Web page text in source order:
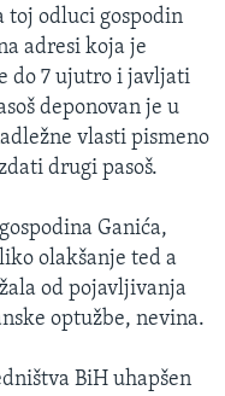
odluci gospodin
adresi koja je
do 7 ujutro i javljati
deponovan je u
vlasti pismeno
drugi pasoš.
Ganića,
olakšanje ted a
od pojavljivanja
optužbe, nevina.
BiH uhapšen